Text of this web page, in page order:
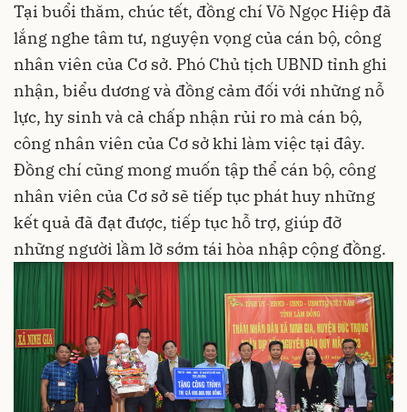
Tại buổi thăm, chúc tết, đồng chí Võ Ngọc Hiệp đã
lắng nghe tâm tư, nguyện vọng của cán bộ, công
nhân viên của Cơ sở. Phó Chủ tịch UBND tỉnh ghi
nhận, biểu dương và đồng cảm đối với những nỗ
lực, hy sinh và cả chấp nhận rủi ro mà cán bộ,
công nhân viên của Cơ sở khi làm việc tại đây.
Đồng chí cũng mong muốn tập thể cán bộ, công
nhân viên của Cơ sở sẽ tiếp tục phát huy những
kết quả đã đạt được, tiếp tục hỗ trợ, giúp đỡ
những người lầm lỡ sớm tái hòa nhập cộng đồng.